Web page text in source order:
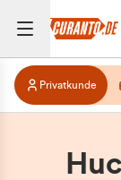
Privatkunde